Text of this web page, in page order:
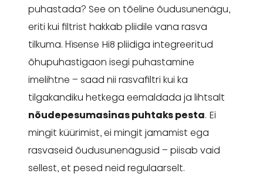
puhastada? See on tõeline õudusunenägu,
eriti kui filtrist hakkab pliidile vana rasva
tilkuma. Hisense Hi8 pliidiga integreeritud
õhupuhastigaon isegi puhastamine
imelihtne – saad nii rasvafiltri kui ka
tilgakandiku hetkega eemaldada ja lihtsalt
nõudepesumasinas puhtaks pesta. Ei
mingit küürimist, ei mingit jamamist ega
rasvaseid õudusunenägusid – piisab vaid
sellest, et pesed neid regulaarselt.